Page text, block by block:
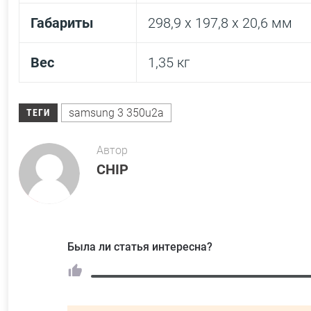
Габариты 298,9 х 197,8 х 20,6 мм
Вес 1,35 кг
ТЕГИ samsung 3 350u2a
Автор
CHIP
Была ли статья интересна?